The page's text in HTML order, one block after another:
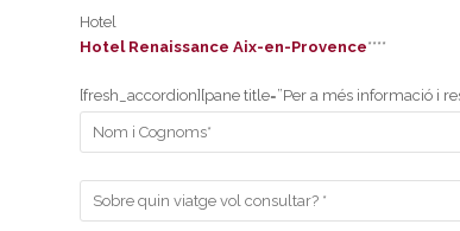
Hotel
Hotel Renaissance Aix-en-Provence****
[fresh_accordion][pane title=”Per a més informació i